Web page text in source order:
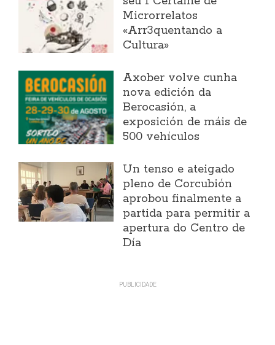
Microrrelatos
«Arr3quentando a
Cultura»
Axober volve cunha
nova edición da
Berocasión, a
exposición de máis de
500 vehículos
Un tenso e ateigado
pleno de Corcubión
aprobou finalmente a
partida para permitir a
apertura do Centro de
Día